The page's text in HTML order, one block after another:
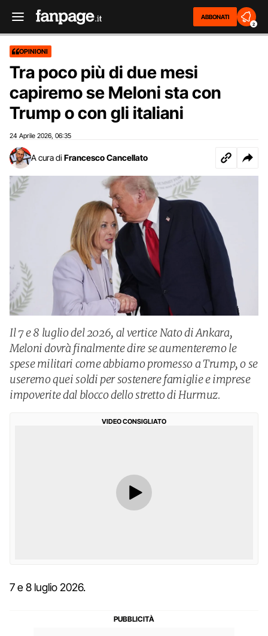
ABBONATI
2
OPINIONI
Tra poco più di due mesi
capiremo se Meloni sta con
Trump o con gli italiani
24 Aprile 2026 06:35
A cura di Francesco Cancellato
Il 7 e 8 luglio del 2026, al vertice Nato di Ankara,
Meloni dovrà finalmente dire se aumenteremo le
spese militari come abbiamo promesso a Trump, o se
useremo quei soldi per sostenere famiglie e imprese
impoverite dal blocco dello stretto di Hurmuz.
VIDEO CONSIGLIATO
7 e 8 luglio 2026.